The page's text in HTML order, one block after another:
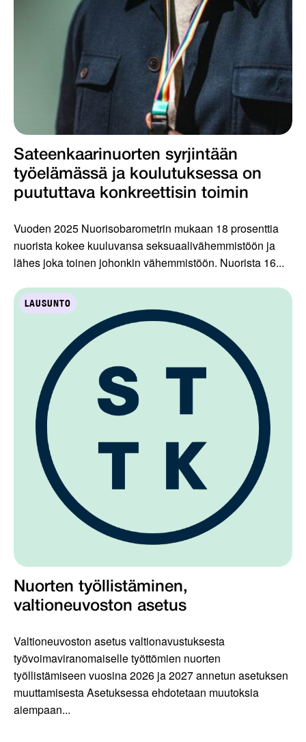
Sateenkaarinuorten syrjintään
työelämässä ja koulutuksessa on
puututtava konkreettisin toimin
Vuoden 2025 Nuorisobarometrin mukaan 18 prosenttia
nuorista kokee kuuluvansa seksuaalivähemmistöön ja
lähes joka toinen johonkin vähemmistöön. Nuorista 16...
LAUSUNTO
Nuorten työllistäminen,
valtioneuvoston asetus
Valtioneuvoston asetus valtionavustuksesta
työvoimaviranomaiselle työttömien nuorten
työllistämiseen vuosina 2026 ja 2027 annetun asetuksen
muuttamisesta Asetuksessa ehdotetaan muutoksia
aiempaan...